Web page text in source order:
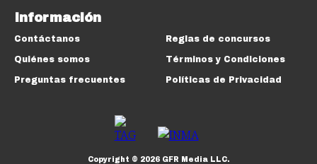
Información
Contáctanos
Quiénes somos
Preguntas frecuentes
Reglas de concursos
Términos y Condiciones
Políticas de Privacidad
Copyright © 2026GFR Media LLC.